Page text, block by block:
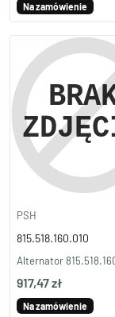
Na zamówienie
PSH
815.518.160.010
Alternator
917,47 zł
Na zamówienie